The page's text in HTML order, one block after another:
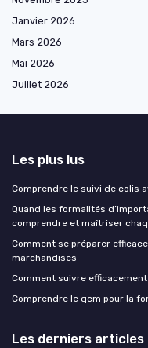
Janvier 2026
Mars 2026
Mai 2026
Juillet 2026
Les plus lus
Comprendre le suivi de colis
Quand les formalités
comprendre et maîtriser
Comment se préparer
marchandises
Comment suivre
Comprendre le qcm pour la
Les derniers articles